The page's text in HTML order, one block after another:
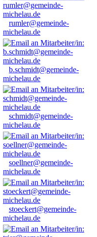
rumler@gemeinde-
michelau.de
b.schmidt@gemeinde-
michelau.de
schmidt@gemeinde-
michelau.de
soellner@gemeinde-
michelau.de
stoeckert@gemeinde-
michelau.de